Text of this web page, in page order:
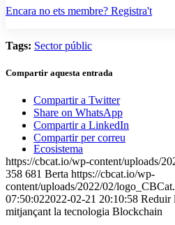
Ecosistema
Encara no ets membre? Registra't
Tags: Sector públic
Compartir aquesta entrada
Compartir a Twitter
Share on WhatsApp
Compartir a LinkedIn
Compartir per correu
https://cbcat.io/wp-content/uploads/
358 681 Berta https://cbcat.io/wp-
content/uploads/2022/02/
07:50:022022-02-21 20:10:58 Reduir
mitjançant la tecnologia Blockchain